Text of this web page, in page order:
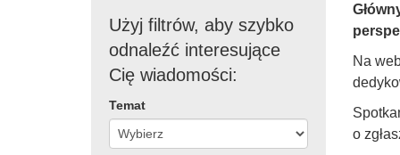
Użyj filtrów, aby szybko
odnaleźć interesujące
Cię wiadomości:
Temat
Na
o